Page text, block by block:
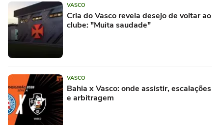
VASCO
Cria do Vasco revela desejo de voltar ao
clube: "Muita saudade"
VASCO
Bahia x Vasco: onde assistir, escalações
e arbitragem